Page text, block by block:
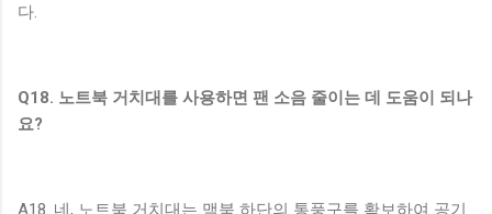
다.
Q18. 노트북 거치대를 사용하면 팬 소음 줄이는 데 도움이 되나
요?
A18. 네, 노트북 거치대는 맥북 하단의 통풍구를 확보하여 공기